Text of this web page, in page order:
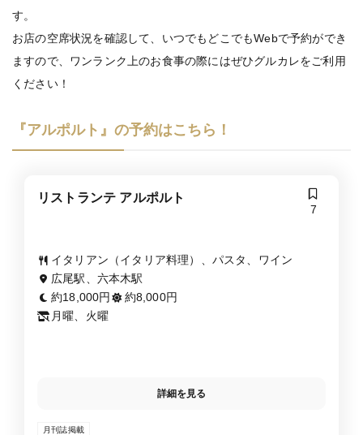
す。
お店の空席状況を確認して、いつでもどこでもWebで予約ができ
ますので、ワンランク上のお食事の際にはぜひグルカレをご利用
ください！
『アルポルト』の予約はこちら！
リストランテ アルポルト
7
イタリアン（イタリア料理）、パスタ、ワイン
広尾駅、六本木駅
約18,000円
約8,000円
月曜、火曜
詳細を見る
月刊誌掲載